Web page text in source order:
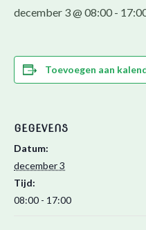
december 3 @ 08:00 -
Toevoegen aan
GEGEVENS
Datum:
december 3
Tijd:
08:00 - 17:00